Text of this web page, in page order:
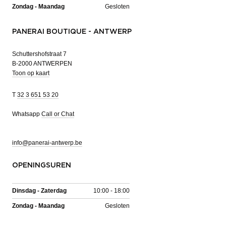
Zondag - Maandag Gesloten
PANERAI BOUTIQUE - ANTWERP
Schuttershofstraat 7
B-2000 ANTWERPEN
Toon op kaart
T 32 3 651 53 20
Whatsapp Call or Chat
info@panerai-antwerp.be
OPENINGSUREN
Dinsdag - Zaterdag 10:00 - 18:00
Zondag - Maandag Gesloten